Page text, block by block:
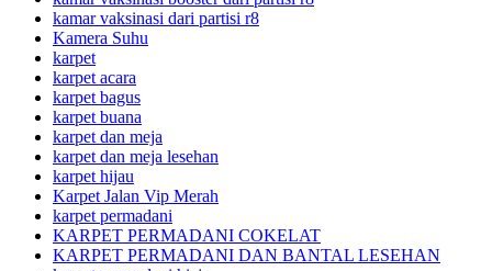
kamar vaksinasi dari partisi r8
Kamera Suhu
karpet
karpet acara
karpet bagus
karpet buana
karpet dan meja
karpet dan meja lesehan
karpet hijau
Karpet Jalan Vip Merah
karpet permadani
KARPET PERMADANI COKELAT
KARPET PERMADANI DAN BANTAL LESEHAN